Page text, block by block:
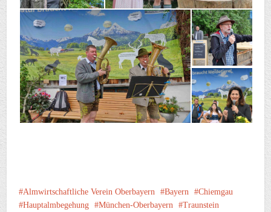
Almwirtschaftliche Verein Oberbayern Bayern
Chiemgau
Hauptalmbegehung
München-Oberbayern
Traunstein